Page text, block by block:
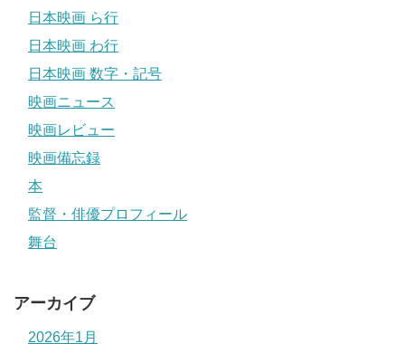
日本映画 ら行
日本映画 わ行
日本映画 数字・記号
映画ニュース
映画レビュー
映画備忘録
本
監督・俳優プロフィール
舞台
アーカイブ
2026年1月